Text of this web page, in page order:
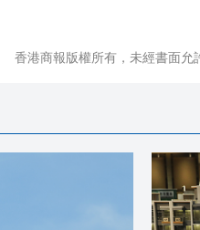
香港商報版權所有，未經書面允